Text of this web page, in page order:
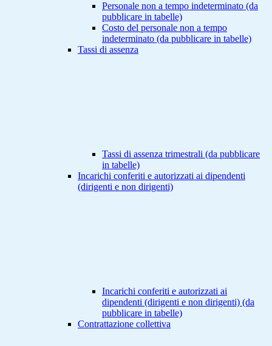
Personale non a tempo indeterminato (da
pubblicare in tabelle)
Costo del personale non a tempo
indeterminato (da pubblicare in tabelle)
Tassi di assenza
Tassi di assenza trimestrali (da pubblicare
in tabelle)
Incarichi conferiti e autorizzati ai dipendenti
(dirigenti e non dirigenti)
Incarichi conferiti e autorizzati ai
dipendenti (dirigenti e non dirigenti) (da
pubblicare in tabelle)
Contrattazione collettiva